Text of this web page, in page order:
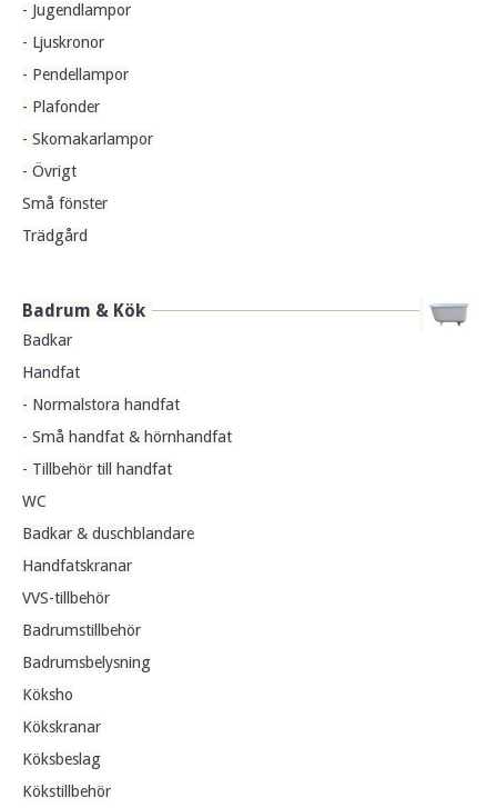
- Jugendlampor
- Ljuskronor
- Pendellampor
- Plafonder
- Skomakarlampor
- Övrigt
Små fönster
Trädgård
Badrum & Kök
Badkar
Handfat
- Normalstora handfat
- Små handfat & hörnhandfat
- Tillbehör till handfat
WC
Badkar & duschblandare
Handfatskranar
VVS-tillbehör
Badrumstillbehör
Badrumsbelysning
Köksho
Kökskranar
Köksbeslag
Kökstillbehör